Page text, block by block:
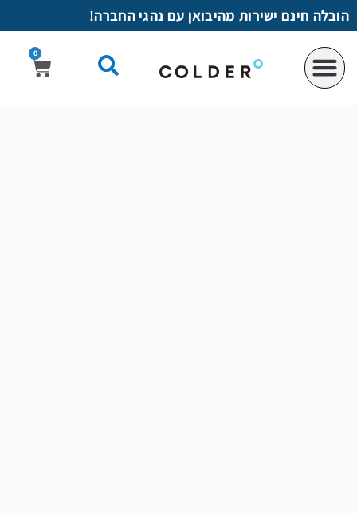
לתוכן
הובלה חינם ישירות מהיבואן עם נהגי החברה!
0